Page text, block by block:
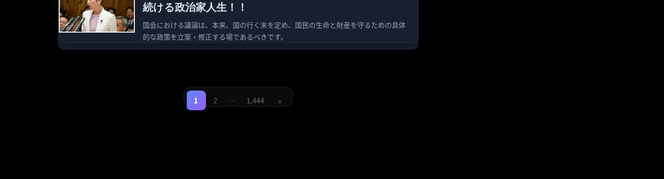
続ける政治家人生！！
国会における議論は、本来、国の行く末を定め、国民の生命と財産を守るための具体
的な政策を立案・修正する場であるべきです。
稿
の
固
定
1 固
定
2 … 固
定
1,444 »